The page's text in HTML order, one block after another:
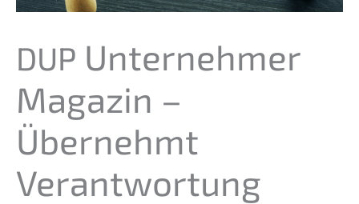
DUP Unter­neh­mer
Magazin –
Übernehmt
Verantwortung